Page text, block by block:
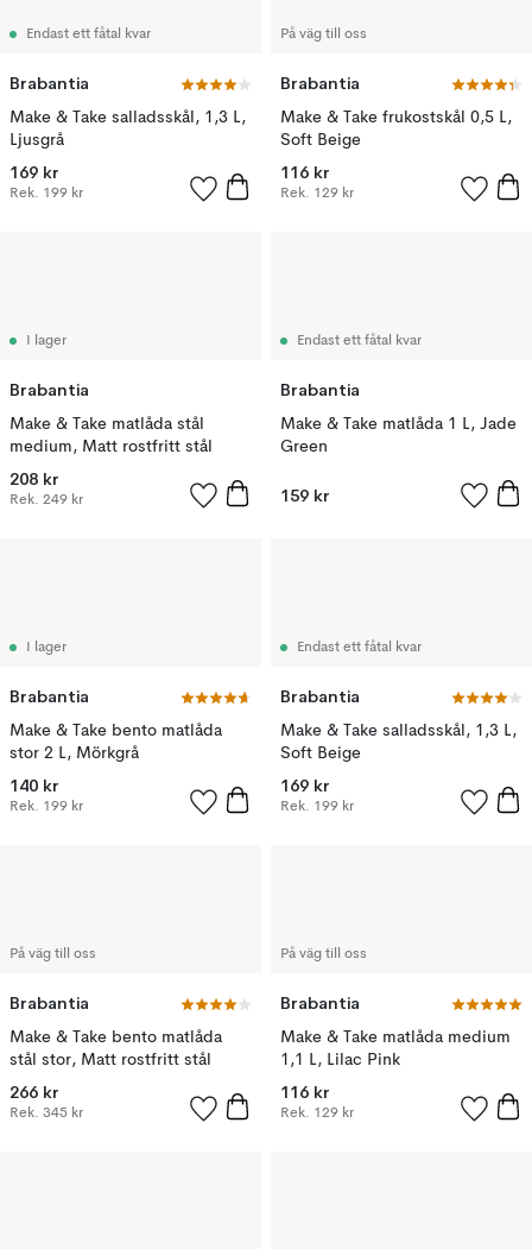
Endast ett fåtal kvar
Brabantia
Make & Take salladsskål, 1,3 L,
Ljusgrå
169 kr
Rek. 199 kr
På väg till oss
Brabantia
Make & Take frukostskål 0,5 L,
Soft Beige
116 kr
Rek. 129 kr
I lager
Brabantia
Make & Take matlåda stål
medium, Matt rostfritt stål
208 kr
Rek. 249 kr
Endast ett fåtal kvar
Brabantia
Make & Take matlåda 1 L, Jade
Green
159 kr
I lager
Brabantia
Make & Take bento matlåda
stor 2 L, Mörkgrå
140 kr
Rek. 199 kr
Endast ett fåtal kvar
Brabantia
Make & Take salladsskål, 1,3 L,
Soft Beige
169 kr
Rek. 199 kr
På väg till oss
Brabantia
Make & Take bento matlåda
stål stor, Matt rostfritt stål
266 kr
Rek. 345 kr
På väg till oss
Brabantia
Make & Take matlåda medium
1,1 L, Lilac Pink
116 kr
Rek. 129 kr